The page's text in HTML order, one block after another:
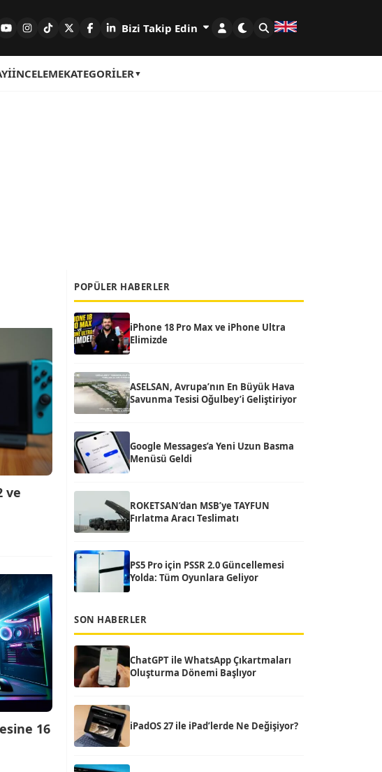
Bizi Takip Edin
İNCELEMEKATEGORILER
ve
16
POPÜLER HABERLER
iPhone 18 Pro Max ve iPhone Ultra
Elimizde
ASELSAN, Avrupa’nın En Büyük Hava
Savunma Tesisi Oğulbey’i Geliştiriyor
Google Messages’a Yeni Uzun Basma
Menüsü Geldi
ROKETSAN’dan MSB’ye TAYFUN
Fırlatma Aracı Teslimatı
PS5 Pro için PSSR 2.0 Güncellemesi
Yolda: Tüm Oyunlara Geliyor
SON HABERLER
ChatGPT ile WhatsApp Çıkartmaları
Oluşturma Dönemi Başlıyor
iPadOS 27 ile iPad’lerde Ne Değişiyor?